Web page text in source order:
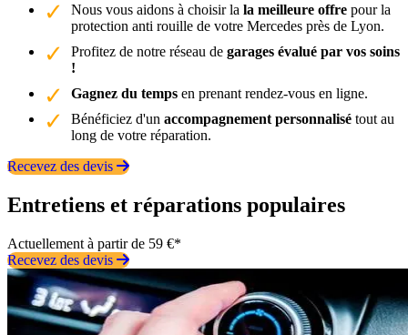
Nous vous aidons à choisir la la meilleure offre pour la
protection anti rouille de votre Mercedes près de Lyon.
Profitez de notre réseau de garages évalué par vos soins
!
Gagnez du temps en prenant rendez-vous en ligne.
Bénéficiez d'un accompagnement personnalisé tout au
long de votre réparation.
Recevez des devis
Entretiens et réparations populaires
Actuellement à partir de 59 €*
Recevez des devis